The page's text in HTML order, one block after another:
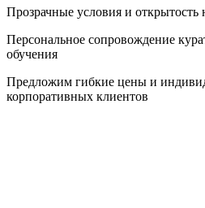
Прозрачные условия и открытость
Персональное сопровождение
обучения
Предложим гибкие цены и
корпоративных клиентов